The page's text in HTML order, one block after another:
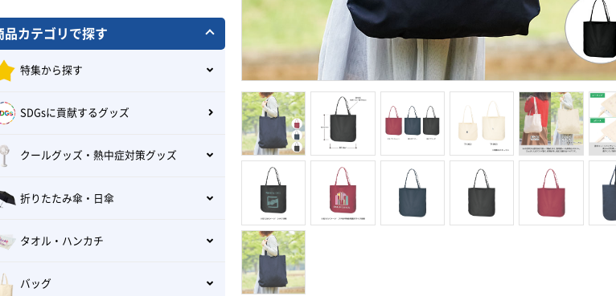
品カテゴリで探す
特集から探す
SDGsに貢献するグッズ
クールグッズ・熱中症対策グッズ
折りたたみ傘・日傘
タオル・ハンカチ
バッグ